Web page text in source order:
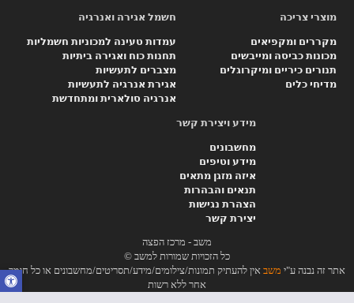
מוצרי צריכה
מקררים ומקפיאים
מכונות כביסה ומייבשים
תנורים כיריים ומיקרוגלים
מדיחי כלים
חשמל אגירה ואנרגיה
עמדות טעינה למכוניות חשמליות
תחנות כוח ואגירה ביתיות
מצברים לתעשיות
אגירת אנרגיה לתעשיות
אנרגיה סולארית ומתחדשת
מידע ויצירת קשר
מחשבונים
מידע וטיפים
איזה מזגן מתאים
תנאים והבהרות
הצהרת נגישות
יצירת קשר
משב - מרכז הפצה
כל הזכויות שמורות למשב ©
אתר זה נבנה ע"י משב אין להעתיק תמונות/צילומים/מידע/תסריטים/מחשבונים או כל חומר
אחר ללא רשות